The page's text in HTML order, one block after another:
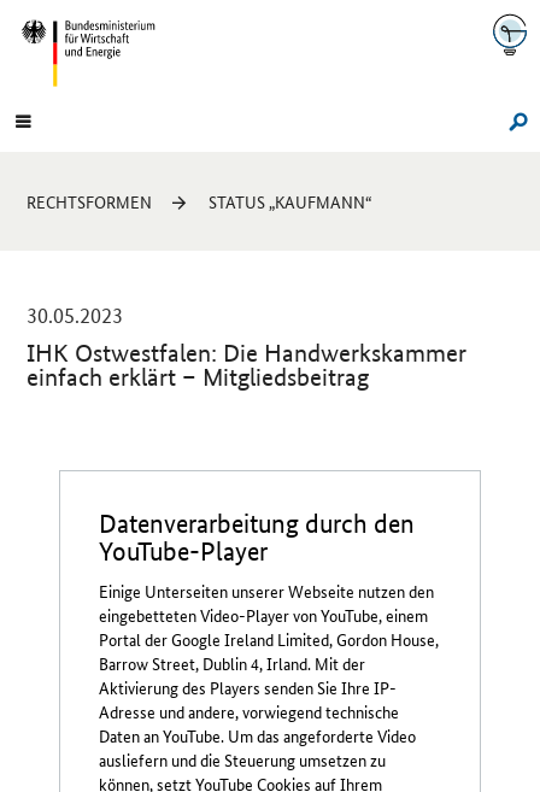
Navigation
Hauptmenü
Sie
RECHTSFORMEN STATUS „KAUFMANN“
30.05.2023
IHK Ostwestfalen: Die Handwerkskammer
einfach erklärt – ­Mitgliedsbeitrag
Datenverarbeitung durch den
YouTube-Player
Einige Unterseiten unserer Webseite nutzen den
eingebetteten Video-Player von YouTube, einem
Portal der Google Ireland Limited, Gordon House,
Barrow Street, Dublin 4, Irland. Mit der
Aktivierung des Players senden Sie Ihre IP-
Adresse und andere, vorwiegend technische
Daten an YouTube. Um das angeforderte Video
ausliefern und die Steuerung umsetzen zu
können, setzt YouTube Cookies auf Ihrem